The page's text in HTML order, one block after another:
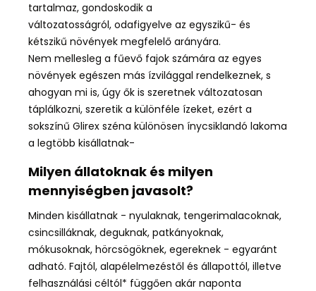
tartalmaz, gondoskodik a
változatosságról, odafigyelve az egyszikű- és
kétszikű növények megfelelő arányára.
Nem mellesleg a fűevő fajok számára az egyes
növények egészen más ízvilággal rendelkeznek, s
ahogyan mi is, úgy ők is szeretnek változatosan
táplálkozni, szeretik a különféle ízeket, ezért a
sokszínű Glirex széna különösen ínycsiklandó lakoma
a legtöbb kisállatnak-
Milyen állatoknak és milyen
mennyiségben javasolt?
Minden kisállatnak - nyulaknak, tengerimalacoknak,
csincsilláknak, deguknak, patkányoknak,
mókusoknak, hörcsögöknek, egereknek - egyaránt
adható. Fajtól, alapélelmezéstől és állapottól, illetve
felhasználási céltól* függően akár naponta